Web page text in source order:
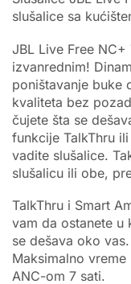
slušalice sa
JBL Live Free
izvanrednim!
poništavanje buke
kvaliteta bez
čujete šta se
funkcije TalkThru
vadite slušalice.
slušalicu ili obe,
TalkThru i Smart
vam da ostanete u
se dešava oko
Maksimalno
ANC-om 7 sati.